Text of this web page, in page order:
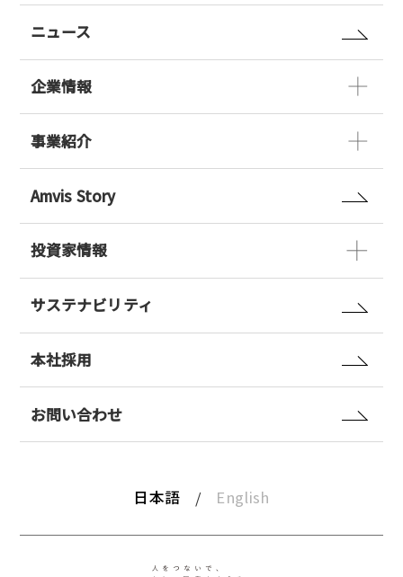
ニュース
企業情報
事業紹介
Amvis Story
投資家情報
サステナビリティ
本社採用
お問い合わせ
日本語 English